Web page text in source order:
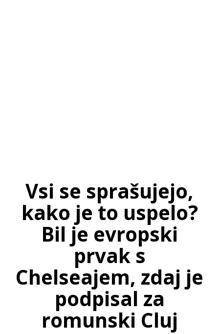
Vsi se sprašujejo,
kako je to uspelo?
Bil je evropski
prvak s
Chelseajem, zdaj je
podpisal za
romunski Cluj